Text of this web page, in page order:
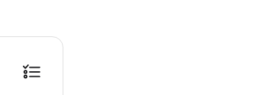
으니, 예약 시 확인 부탁드립니다.)